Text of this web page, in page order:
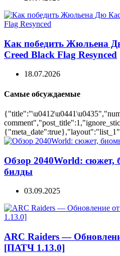
Как победить Жюльена
Creed Black Flag Resynced
18.07.2026
Самые обсуждаемые
Обзор 2040World:
билды
03.09.2025
ARC Raiders —
[ПАТЧ 1.13.0]